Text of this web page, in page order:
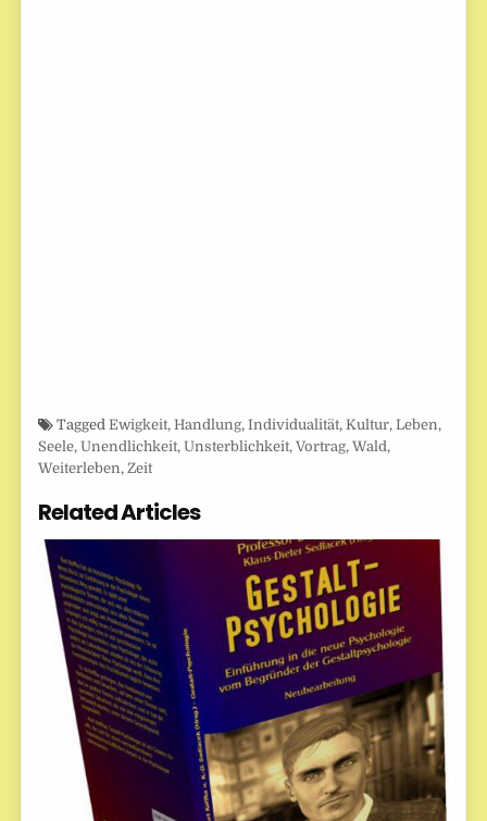
TaggedEwigkeit, Handlung,Individualität,Kultur,Leben,
Seele,Unendlichkeit,Unsterblichkeit,Vortrag,Wald ,
Weiterleben, Zeit
Related Articles